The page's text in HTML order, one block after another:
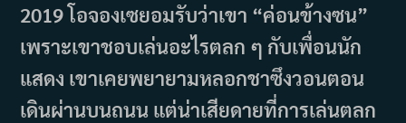
2019 โอจองเซยอมรับว่าเขา “ค่อนข้างซน”
เพราะเขาชอบเล่นอะไรตลก ๆ กับเพื่อนนัก
แสดง เขาเคยพยายามหลอกชาซึงวอนตอน
เดินผ่านบนถนน แต่น่าเสียดายที่การเล่นตลก